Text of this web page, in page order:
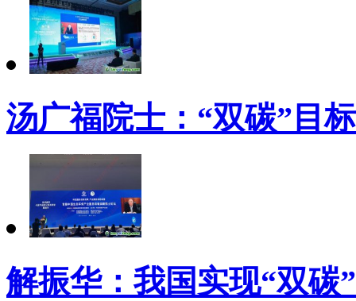
汤广福院士：“双碳”目
解振华：我国实现“双碳